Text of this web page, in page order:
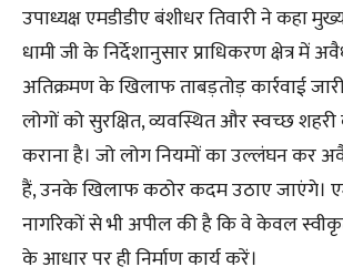
उपाध्यक्ष एमडीडीए बंशीधर तिवारी ने कहा
धामी जी के निर्देशानुसार प्राधिकरण क्षेत्र में
अतिक्रमण के खिलाफ ताबड़तोड़ कार्रवाई जारी
लोगों को सुरक्षित, व्यवस्थित और स्वच्छ
कराना है। जो लोग नियमों का उल्लंघन कर
हैं, उनके खिलाफ कठोर कदम उठाए जाएंगे।
नागरिकों से भी अपील की है कि वे केवल
के आधार पर ही निर्माण कार्य करें।